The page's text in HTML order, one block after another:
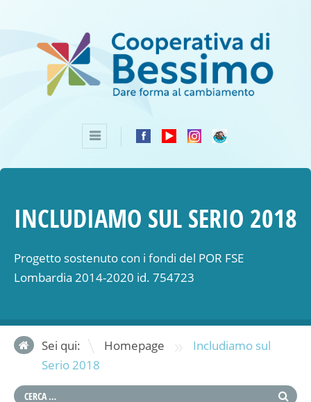
INCLUDIAMO SUL SERIO 2018
Progetto sostenuto con i fondi del POR FSE
Lombardia 2014-2020 id. 754723
Sei qui: Homepage »
Includiamo sul
Serio 2018